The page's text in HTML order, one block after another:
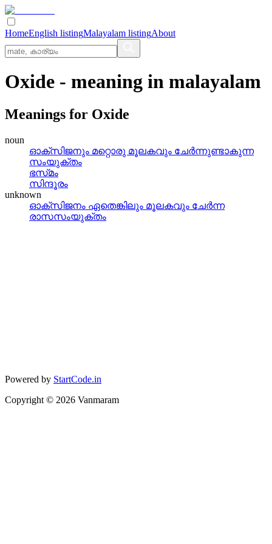
HomeEnglish listingMalayalam listingAbout
Oxide - meaning in malayalam
Meanings for Oxide
noun
ഓക്‌സിജനും മറ്റൊരു മൂലകവും ചേര്‍ന്നുണ്ടാകുന്ന
സംയുക്തം
ഭസ്‌മം
സിന്ദൂരം
unknown
ഓക്‌സിജനം ഏതെങ്കിലും മൂലകവും ചേര്‍ന്ന
രാസസംയുക്തം
Powered by StartCode.in
Copyright © 2026 Vanmaram